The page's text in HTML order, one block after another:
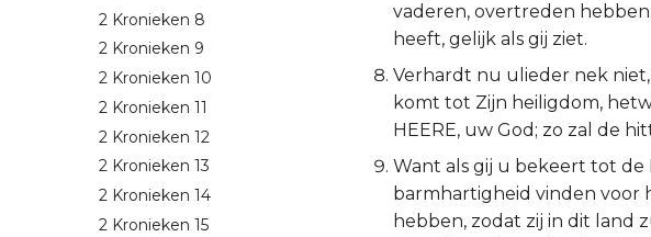
2 Kronieken 8
2 Kronieken 9
2 Kronieken 10
2 Kronieken 11
2 Kronieken 12
2 Kronieken 13
2 Kronieken 14
2 Kronieken 15
vaderen, overtreden
heeft, gelijk als gij ziet.
Verhardt nu ulieder nek
komt tot Zijn heiligdom,
HEERE, uw God; zo zal de
Want als gij u bekeert tot
barmhartigheid vinden voor
hebben, zodat zij in dit land